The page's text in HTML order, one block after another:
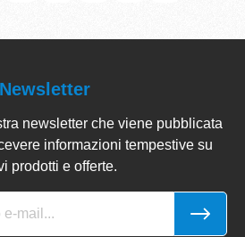
Newsletter
newsletter che viene pubblicata
informazioni tempestive su
prodotti e offerte.